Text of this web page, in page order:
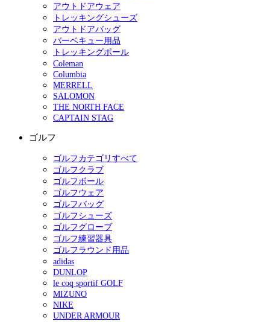
アウトドアウェア
トレッキングシューズ
アウトドアバッグ
バーベキュー用品
トレッキングポール
Coleman
Columbia
MERRELL
SALOMON
THE NORTH FACE
CAPTAIN STAG
ゴルフ
ゴルフカテゴリすべて
ゴルフクラブ
ゴルフボール
ゴルフウェア
ゴルフバッグ
ゴルフシューズ
ゴルフグローブ
ゴルフ練習器具
ゴルフラウンド用品
adidas
DUNLOP
le coq sportif GOLF
MIZUNO
NIKE
UNDER ARMOUR